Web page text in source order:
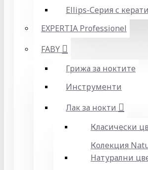
Ellips-Серия с
EXPERTIA Professionel
FABY
Грижа за ноктите
Инструменти
Лак за нокти
Класически
Колекция
Натурални